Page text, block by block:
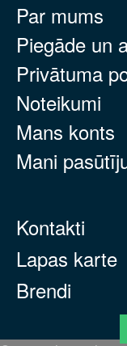
Par mums
Piegāde un
Privātuma
Noteikumi
Mans konts
Mani
Kontakti
Lapas karte
Brendi